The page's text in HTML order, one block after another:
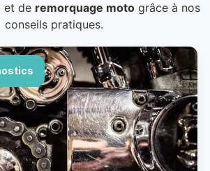
et de remorquage motogrâce à nos
conseils pratiques.